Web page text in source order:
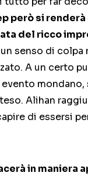
però si
del ricco
senso di colpa
A un certo
mondano,
Alihan
di essersi
in maniera